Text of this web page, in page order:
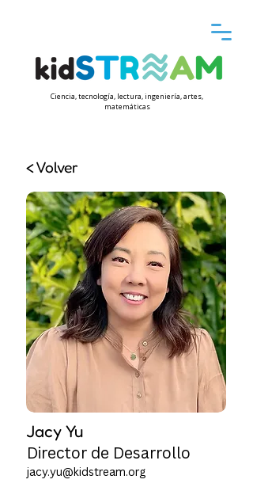
Ciencia, tecnología, lectura, ingeniería, artes,
matemáticas
< Volver
Jacy Yu
Director de Desarrollo
jacy.yu@kidstream.org